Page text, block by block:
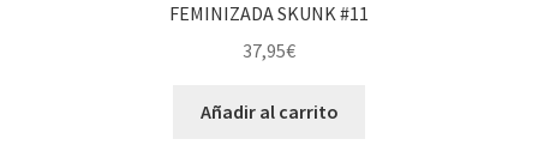
FEMINIZADA SKUNK #11
37,95€
Añadir al carrito